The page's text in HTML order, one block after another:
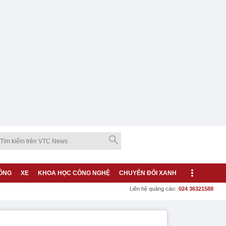
XE KHOA HỌC CÔNG NGHỆ CHUYỂN ĐỔI XANH
Liên hệ quảng cáo: 024 36321588